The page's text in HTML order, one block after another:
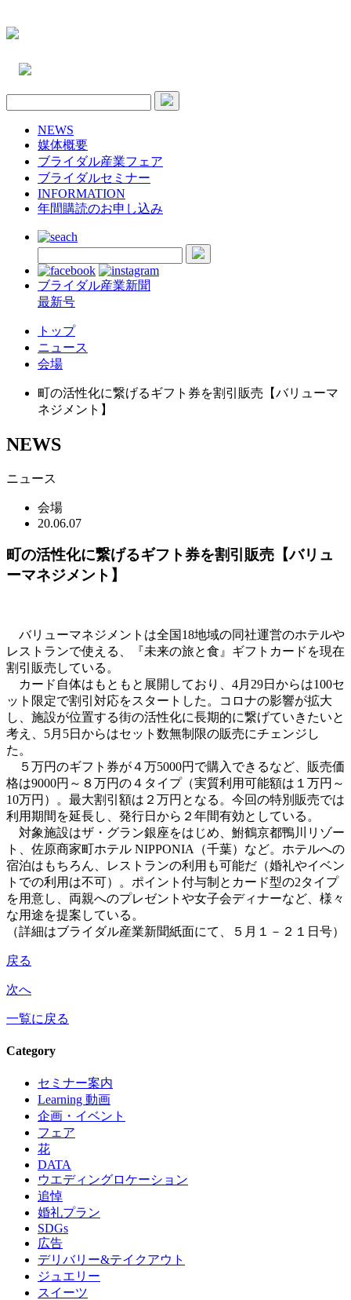
NEWS
媒体概要
ブライダル産業フェア
ブライダルセミナー
INFORMATION
年間購読のお申し込み
ブライダル産業新聞
最新号
トップ
ニュース
会場
町の活性化に繋げるギフト券を割引販売【バリューマ
ネジメント】
NEWS
ニュース
会場
20.06.07
町の活性化に繋げるギフト券を割引販売【バリュ
ーマネジメント】
バリューマネジメントは全国18地域の同社運営のホテルや
レストランで使える、『未来の旅と食』ギフトカードを現在
割引販売している。
カード自体はもともと展開しており、4月29日からは100セ
ット限定で割引対応をスタートした。コロナの影響が拡大
し、施設が位置する街の活性化に長期的に繋げていきたいと
考え、5月5日からはセット数無制限の販売にチェンジし
た。
５万円のギフト券が４万5000円で購入できるなど、販売価
格は9000円～８万円の４タイプ（実質利用可能額は１万円～
10万円）。最大割引額は２万円となる。今回の特別販売では
利用期間を延長し、発行日から２年間有効としている。
対象施設はザ・グラン銀座をはじめ、鮒鶴京都鴨川リゾー
ト、佐原商家町ホテル NIPPONIA（千葉）など。ホテルへの
宿泊はもちろん、レストランの利用も可能だ（婚礼やイベン
トでの利用は不可）。ポイント付与制とカード型の2タイプ
を用意し、両親へのプレゼントや女子会ディナーなど、様々
な用途を提案している。
（詳細はブライダル産業新聞紙面にて、５月１－２１日号）
戻る
次へ
一覧に戻る
Category
セミナー案内
Learning 動画
企画・イベント
フェア
花
DATA
ウエディングロケーション
追悼
婚礼プラン
SDGs
広告
デリバリー&テイクアウト
ジュエリー
スイーツ